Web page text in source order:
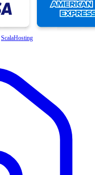
ScalaHosting